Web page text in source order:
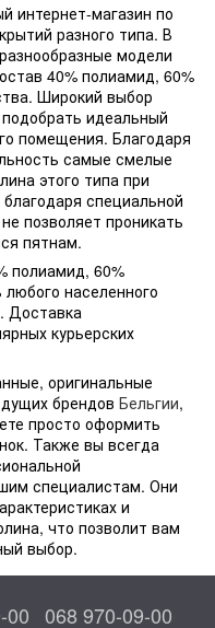
интернет-магазин по
разного типа. В
модели
40% полиамид, 60%
Широкий выбор
идеальный
помещения. Благодаря
самые смелые
этого типа при
специальной
позволяет проникать
пятнам.
полиамид, 60%
населенного
Доставка
курьерских
оригинальные
брендов Бельгии,
просто оформить
Также вы всегда
специалистам. Они
и
что позволит вам
выбор.
00 068 970-09-00